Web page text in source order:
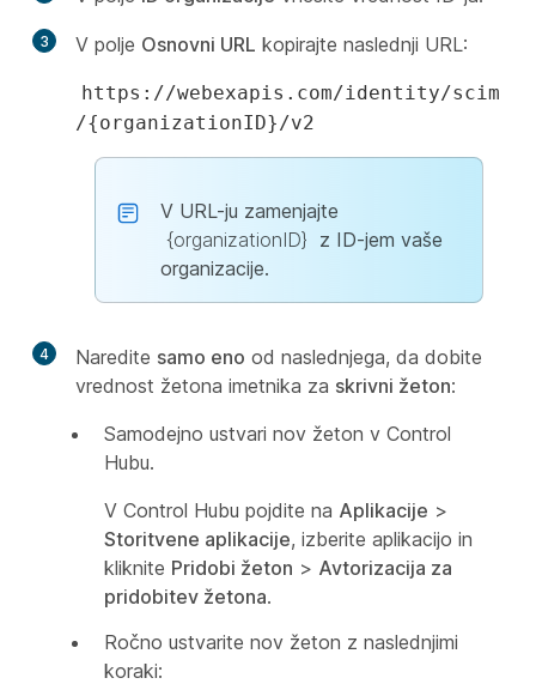
3 V polje Osnovni URL kopirajte naslednji URL:
https://webexapis.com/identity/scim
/{organizationID}/v2
V URL-ju zamenjajte
{organizationID} z ID-jem vaše
organizacije.
4 Naredite samo eno od naslednjega, da dobite
vrednost žetona imetnika za skrivni žeton:
Samodejno ustvari nov žeton v Control
Hubu.
V Control Hubu pojdite na Aplikacije >
Storitvene aplikacije, izberite aplikacijo in
kliknite Pridobi žeton > Avtorizacija za
pridobitev žetona.
Ročno ustvarite nov žeton z naslednjimi
koraki: